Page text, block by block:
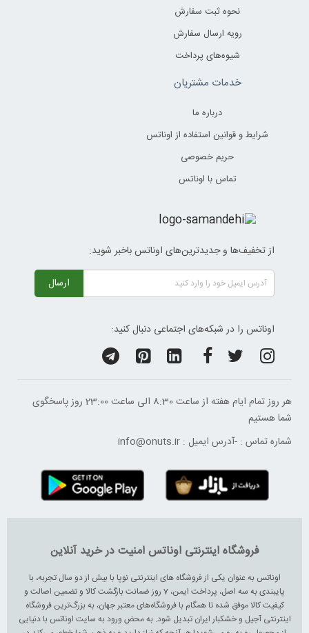
نحوه ثبت سفارش
رویه ارسال سفارش
شیوه‌های پرداخت
خدمات مشتریان
درباره ما
شرایط و قوانین استفاده از اوناتس
حریم خصوصی
تماس با اوناتس
از تخفیف‌ها و جدیدترین‌های اوناتس باخبر شوید:
ارسال
اوناتس را در شبکه‌های اجتماعی دنبال کنید:
هر روز تمام ایام هفته از ساعت 8:30 الی ساعت 23:00 ‌روز پاسخگوی
شما هستیم
شماره تماس : -آدرس ایمیل : info@onuts.ir
فروشگاه اینترنتی اوناتس امنیت در خرید آنلاین
اوناتس به عنوان یکی از فروشگاه های اینترنتی نوپا با بیش از دو سال تجربه، با
پایبندی به سه اصل، پرداخت ایمن، 7 روز ضمانت بازگشت کالا و تضمین اصالت و
کیفیت کالا موفق شده تا همگام با فروشگاه‌های معتبر جهان، به بزرگ‌ترین فروشگاه
اینترنتی آجیل و خشکبار ایران تبدیل شود. به محض ورود به سایت اوناتس با دنیایی